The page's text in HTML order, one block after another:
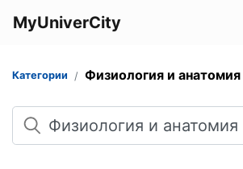
MyUniverCity
Категории Физиология и анатомия
Поиск